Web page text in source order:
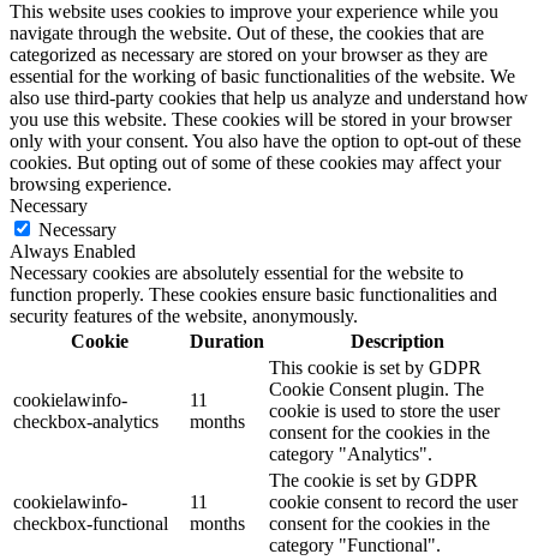
This website uses cookies to improve your experience while you
navigate through the website. Out of these, the cookies that are
categorized as necessary are stored on your browser as they are
essential for the working of basic functionalities of the website. We
also use third-party cookies that help us analyze and understand how
you use this website. These cookies will be stored in your browser
only with your consent. You also have the option to opt-out of these
cookies. But opting out of some of these cookies may affect your
browsing experience.
Necessary
Necessary
Always Enabled
Necessary cookies are absolutely essential for the website to
function properly. These cookies ensure basic functionalities and
security features of the website, anonymously.
Cookie
Duration Description
cookielawinfo-
checkbox-analytics
11
months
This cookie is set by GDPR
Cookie Consent plugin. The
cookie is used to store the user
consent for the cookies in the
category "Analytics".
cookielawinfo-
checkbox-functional
11
months
The cookie is set by GDPR
cookie consent to record the user
consent for the cookies in the
category "Functional".